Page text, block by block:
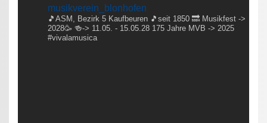
musikverein_blonhofen
🎵ASM, Bezirk 5 Kaufbeuren 🎵seit 1850 🔜 Musikfest ->
2028🥳🍻-> 11.05. - 15.05.28 175 Jahre MVB -> 2025
#vivalamusica